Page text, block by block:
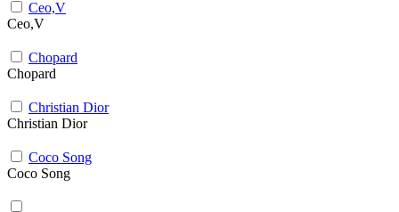
Ceo,V
Ceo,V
Chopard
Chopard
Christian Dior
Christian Dior
Coco Song
Coco Song